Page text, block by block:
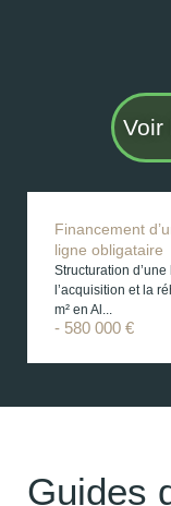
Voir
Financement
ligne obligataire
Structuration
l’acquisition et la
m² en Al...
- 580 000 €
Guides